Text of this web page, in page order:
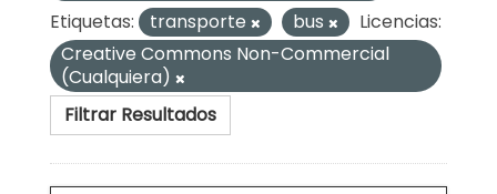
Etiquetas:
transporte bus
Licencias:
Creative Commons Non-Commercial
(Cualquiera)
Filtrar Resultados